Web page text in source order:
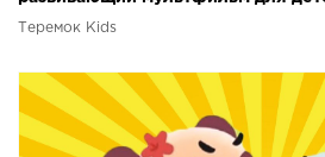
Теремок Kids